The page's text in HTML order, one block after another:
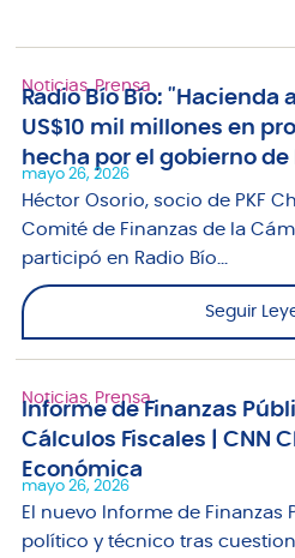
Noticias,Prensa
Radio Bío Bío: "Hacienda
US$10 mil millones en
hecha por el gobierno de
mayo 26, 2026
Héctor Osorio, socio de PKF
Comité de Finanzas de la
participó en Radio Bío...
Seguir
Noticias, Prensa
Informe de Finanzas
Cálculos Fiscales | CNN
Económica
mayo 26, 2026
El nuevo Informe de
político y técnico tras